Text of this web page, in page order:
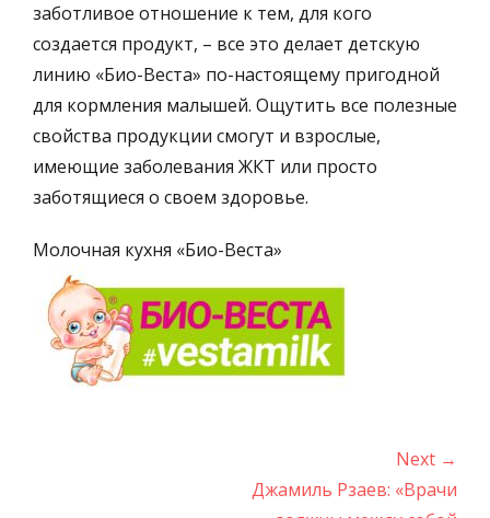
заботливое отношение к тем, для кого
создается продукт, – все это делает детскую
линию «Био-Веста» по-настоящему пригодной
для кормления малышей. Ощутить все полезные
свойства продукции смогут и взрослые,
имеющие заболевания ЖКТ или просто
заботящиеся о своем здоровье.
Молочная кухня «Био-Веста»
Next →
Next
Джамиль Рзаев: «Врачи